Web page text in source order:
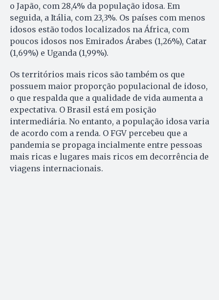
o Japão, com 28,4% da população idosa. Em
seguida, a Itália, com 23,3%. Os países com menos
idosos estão todos localizados na África, com
poucos idosos nos Emirados Árabes (1,26%), Catar
(1,69%) e Uganda (1,99%).
Os territórios mais ricos são também os que
possuem maior proporção populacional de idoso,
o que respalda que a qualidade de vida aumenta a
expectativa. O Brasil está em posição
intermediária. No entanto, a população idosa varia
de acordo com a renda. O FGV percebeu que a
pandemia se propaga incialmente entre pessoas
mais ricas e lugares mais ricos em decorrência de
viagens internacionais.